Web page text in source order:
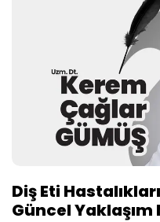
Diş Eti
Güncel Yaklaşım